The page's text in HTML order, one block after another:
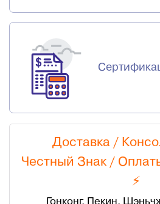
Доставка /
Честный Знак /
⚡
Гонконг, Пекин,